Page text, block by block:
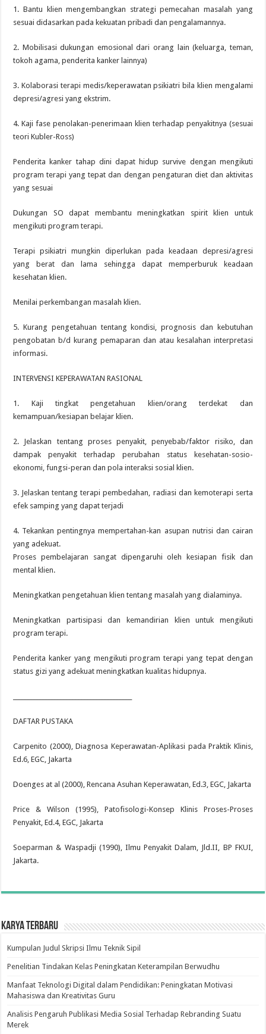
1. Bantu klien mengembangkan strategi pemecahan masalah yang
sesuai didasarkan pada kekuatan pribadi dan pengalamannya.
2. Mobilisasi dukungan emosional dari orang lain (keluarga, teman,
tokoh agama, penderita kanker lainnya)
3. Kolaborasi terapi medis/keperawatan psikiatri bila klien mengalami
depresi/agresi yang ekstrim.
4. Kaji fase penolakan-penerimaan klien terhadap penyakitnya (sesuai
teori Kubler-Ross)
Penderita kanker tahap dini dapat hidup survive dengan mengikuti
program terapi yang tepat dan dengan pengaturan diet dan aktivitas
yang sesuai
Dukungan SO dapat membantu meningkatkan spirit klien untuk
mengikuti program terapi.
Terapi psikiatri mungkin diperlukan pada keadaan depresi/agresi
yang berat dan lama sehingga dapat memperburuk keadaan
kesehatan klien.
Menilai perkembangan masalah klien.
5. Kurang pengetahuan tentang kondisi, prognosis dan kebutuhan
pengobatan b/d kurang pemaparan dan atau kesalahan interpretasi
informasi.
INTERVENSI KEPERAWATAN RASIONAL
1. Kaji tingkat pengetahuan klien/orang terdekat dan
kemampuan/kesiapan belajar klien.
2. Jelaskan tentang proses penyakit, penyebab/faktor risiko, dan
dampak penyakit terhadap perubahan status kesehatan-sosio-
ekonomi, fungsi-peran dan pola interaksi sosial klien.
3. Jelaskan tentang terapi pembedahan, radiasi dan kemoterapi serta
efek samping yang dapat terjadi
4. Tekankan pentingnya mempertahan-kan asupan nutrisi dan cairan
yang adekuat.
Proses pembelajaran sangat dipengaruhi oleh kesiapan fisik dan
mental klien.
Meningkatkan pengetahuan klien tentang masalah yang dialaminya.
Meningkatkan partisipasi dan kemandirian klien untuk mengikuti
program terapi.
Penderita kanker yang mengikuti program terapi yang tepat dengan
status gizi yang adekuat meningkatkan kualitas hidupnya.
DAFTAR PUSTAKA
Carpenito (2000), Diagnosa Keperawatan-Aplikasi pada Praktik Klinis,
Ed.6, EGC, Jakarta
Doenges at al (2000), Rencana Asuhan Keperawatan, Ed.3, EGC, Jakarta
Price & Wilson (1995), Patofisologi-Konsep Klinis Proses-Proses
Penyakit, Ed.4, EGC, Jakarta
Soeparman & Waspadji (1990), Ilmu Penyakit Dalam, Jld.II, BP FKUI,
Jakarta.
Karya Terbaru
Kumpulan Judul Skripsi Ilmu Teknik Sipil
Penelitian Tindakan Kelas Peningkatan Keterampilan Berwudhu
Manfaat Teknologi Digital dalam Pendidikan: Peningkatan Motivasi
Mahasiswa dan Kreativitas Guru
Analisis Pengaruh Publikasi Media Sosial Terhadap Rebranding Suatu
Merek